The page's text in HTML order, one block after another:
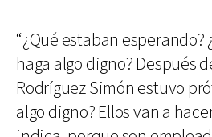
“¿Qué estaban esperando?
haga algo digno? Después
Rodríguez Simón estuvo
algo digno? Ellos van a